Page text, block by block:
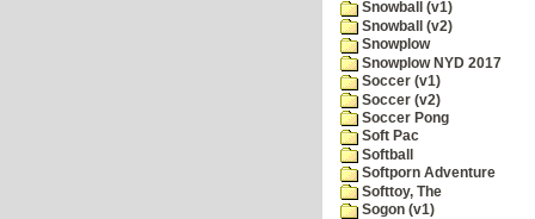
Snowball (v1)
Snowball (v2)
Snowplow
Snowplow NYD 2017
Soccer (v1)
Soccer (v2)
Soccer Pong
Soft Pac
Softball
Softporn Adventure
Softtoy, The
Sogon (v1)